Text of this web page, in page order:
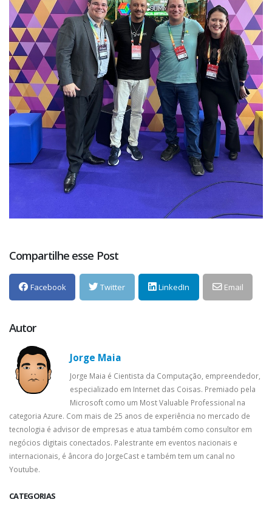
CATEGORIAS
Compartilhe esse Post
Facebook Twitter LinkedIn Email
Autor
Jorge Maia
Jorge Maia é Cientista da Computação, empreendedor,
especializado em Internet das Coisas. Premiado pela
Microsoft como um Most Valuable Professional na
categoria Azure. Com mais de 25 anos de experiência no mercado de
tecnologia é advisor de empresas e atua também como consultor em
negócios digitais conectados. Palestrante em eventos nacionais e
internacionais, é âncora do JorgeCast e também tem um canal no
Youtube.